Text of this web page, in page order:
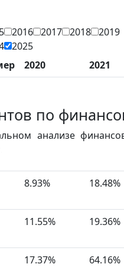
2016 2017 2018 2019
2025
2020 2021
по
анализе
8.93% 18.48%
11.55% 19.36%
17.37% 64.16%